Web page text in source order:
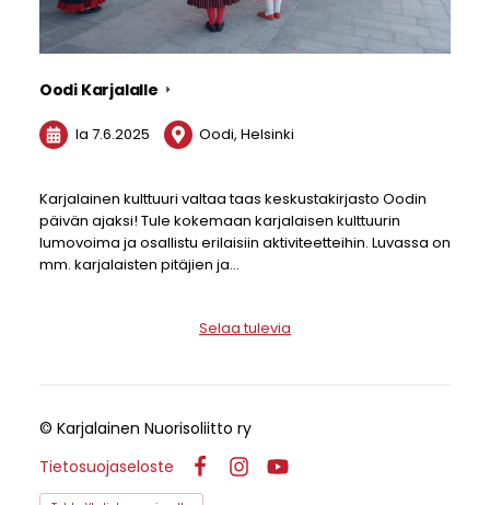
Oodi Karjalalle
la 7.6.2025 Oodi, Helsinki
Karjalainen kulttuuri valtaa taas keskustakirjasto Oodin
päivän ajaksi! Tule kokemaan karjalaisen kulttuurin
lumovoima ja osallistu erilaisiin aktiviteetteihin. Luvassa on
mm. karjalaisten pitäjien ja…
Selaa tulevia
© Karjalainen Nuorisoliitto ry
Tietosuojaseloste
FacebookInstagram